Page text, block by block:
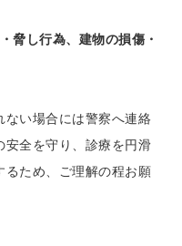
脅し行為、建物の損傷・
ない場合には警察へ連絡
安全を守り、診療を円滑
るため、ご理解の程お願